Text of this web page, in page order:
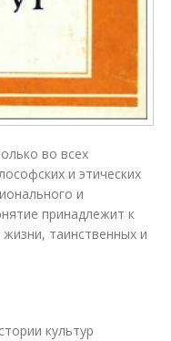
во всех
и этических
и
принадлежит к
таинственных и
культур